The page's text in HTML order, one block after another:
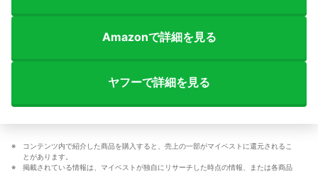
Amazonで詳細を見る
ヤフーで詳細を見る
コンテンツ内で紹介した商品を購入すると、売上の一部がマイベストに還元されるこ
とがあります。
掲載されている情報は、マイベストが独自にリサーチした時点の情報、または各商品